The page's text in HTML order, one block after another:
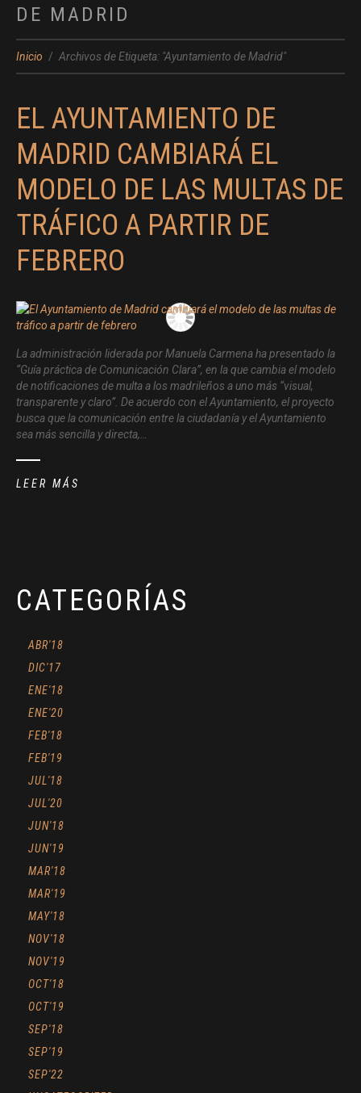
DE MADRID
Inicio Archivos de Etiqueta: "Ayuntamiento de Madrid"
EL AYUNTAMIENTO DE
MADRID CAMBIARÁ EL
MODELO DE LAS MULTAS DE
TRÁFICO A PARTIR DE
FEBRERO
La administración liderada por Manuela Carmena ha presentado la
“Guía práctica de Comunicación Clara”, en la que cambia el modelo
de notificaciones de multa a los madrileños a uno más “visual,
transparente y claro”. De acuerdo con el Ayuntamiento, el proyecto
busca que la comunicación entre la ciudadanía y el Ayuntamiento
sea más sencilla y directa,…
LEER MÁS
CATEGORÍAS
ABR'18
DIC'17
ENE'18
ENE'20
FEB'18
FEB'19
JUL'18
JUL'20
JUN'18
JUN'19
MAR'18
MAR'19
MAY'18
NOV'18
NOV'19
OCT'18
OCT'19
SEP'18
SEP'19
SEP'22